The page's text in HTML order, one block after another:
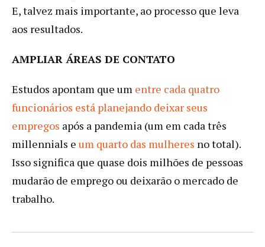
E, talvez mais importante, ao processo que leva
aos resultados.
AMPLIAR ÁREAS DE CONTATO
Estudos apontam que um entre cada quatro
funcionários está planejando deixar seus
empregos após a pandemia (um em cada três
millennials e um quarto das mulheres no total).
Isso significa que quase dois milhões de pessoas
mudarão de emprego ou deixarão o mercado de
trabalho.